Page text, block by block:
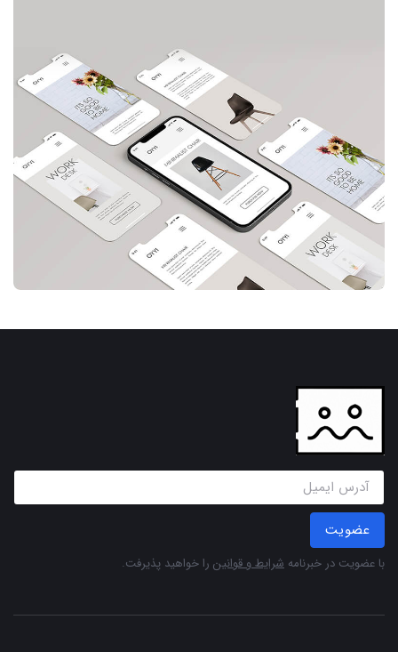
عضویت
با عضویت در خبرنامه شرایط و قوانین را خواهید پذیرفت.